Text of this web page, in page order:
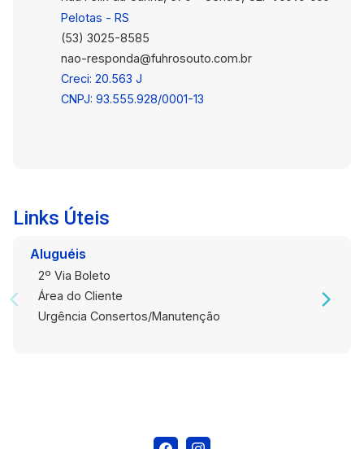
vez mais difíceis de encontrar. Entre em contato
para mais informações e agende sua visita.
Pelotas - RS
(53) 3025-8585
nao-responda@fuhrosouto.com.br
Creci: 20.563 J
CNPJ: 93.555.928/0001-13
Links Úteis
Aluguéis
2º Via Boleto
Área do Cliente
Urgência Consertos/Manutenção